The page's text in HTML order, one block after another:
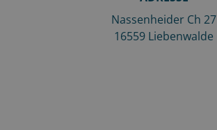
Nassenheider Ch 27
16559 Liebenwalde